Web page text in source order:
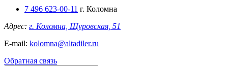
7 496 623-00-11 г. Коломна
Адрес: г. Коломна, Щуровская, 51
E-mail: kolomna@altadiler.ru
Обратная связь